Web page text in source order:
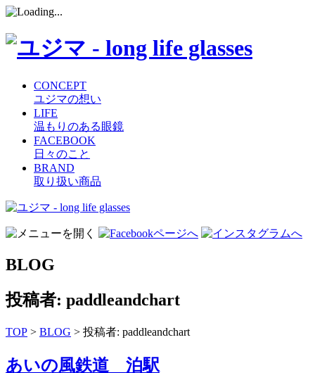
CONCEPT
ユジマの想い
LIFE
温もりのある眼鏡
FACEBOOK
日々のこと
BRAND
取り扱い商品
コ
テ
ツ
ス
キ
プ
BLOG
投稿者: paddleandchart
TOP > BLOG > 投稿者: paddleandchart
あいの風鉄道 泊駅